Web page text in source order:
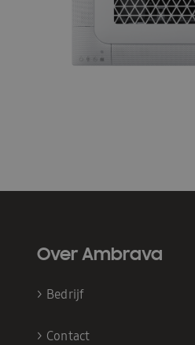
Over Ambrava
> Bedrijf
> Contact